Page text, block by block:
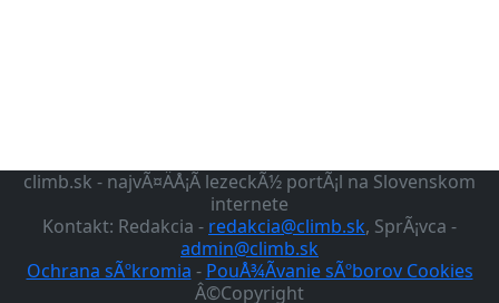
climb.sk - najvÃ¤ÄÅ¡Ã­ lezeckÃ½ portÃ¡l na Slovenskom
internete
Kontakt: Redakcia - redakcia@climb.sk, SprÃ¡vca -
admin@climb.sk
Ochrana sÃºkromia - PouÅ¾Ã­vanie sÃºborov Cookies
Â©Copyright